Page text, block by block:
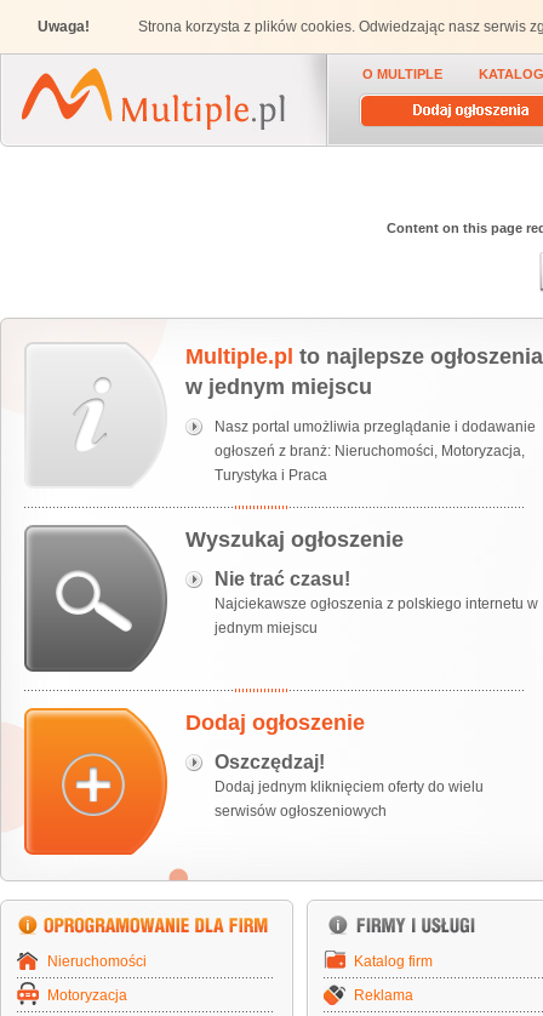
Uwaga! Strona korzysta z plików cookies. Odwiedzając nasz serwis
O MULTIPLE
Content on this page
Multiple.pl to najlepsze ogłoszenia
w jednym miejscu
Nasz portal umożliwia przeglądanie i dodawanie
ogłoszeń z branż: Nieruchomości, Motoryzacja,
Turystyka i Praca
Wyszukaj ogłoszenie
Nie trać czasu!
Najciekawsze ogłoszenia z polskiego internetu w
jednym miejscu
Dodaj ogłoszenie
Oszczędzaj!
Dodaj jednym kliknięciem oferty do wielu
serwisów ogłoszeniowych
Nieruchomości
Motoryzacja
Katalog firm
Reklama